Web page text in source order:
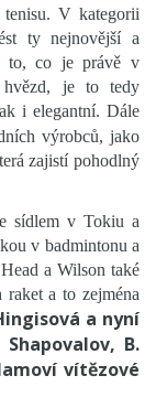
V kategorii
ty nejnovější a
to, co je právě v
hvězd, je to tedy
i elegantní. Dále
výrobců, jako
zajistí pohodlný
sídlem v Tokiu a
v badmintonu a
a Wilson také
a to zejména
a nyní
B.
vítězové